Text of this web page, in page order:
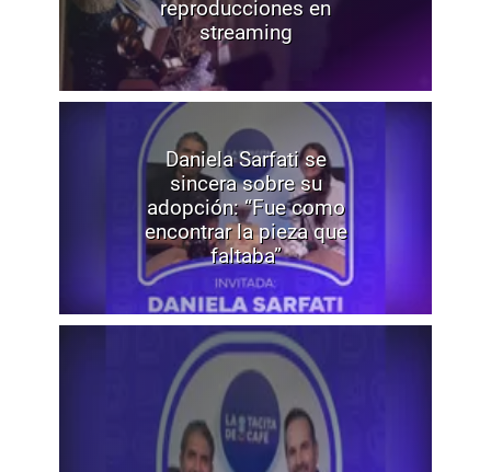
reproducciones en
streaming
Daniela Sarfati se
sincera sobre su
adopción: “Fue como
encontrar la pieza que
faltaba”